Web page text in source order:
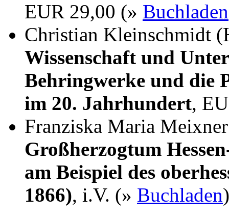
EUR 29,00 (» Buchladen
Christian Kleinschmidt
Wissenschaft und
Behringwerke und die
im 20. Jahrhundert,
Franziska Maria
Großherzogtum
am Beispiel des
1866), i.V. (» Buchladen)